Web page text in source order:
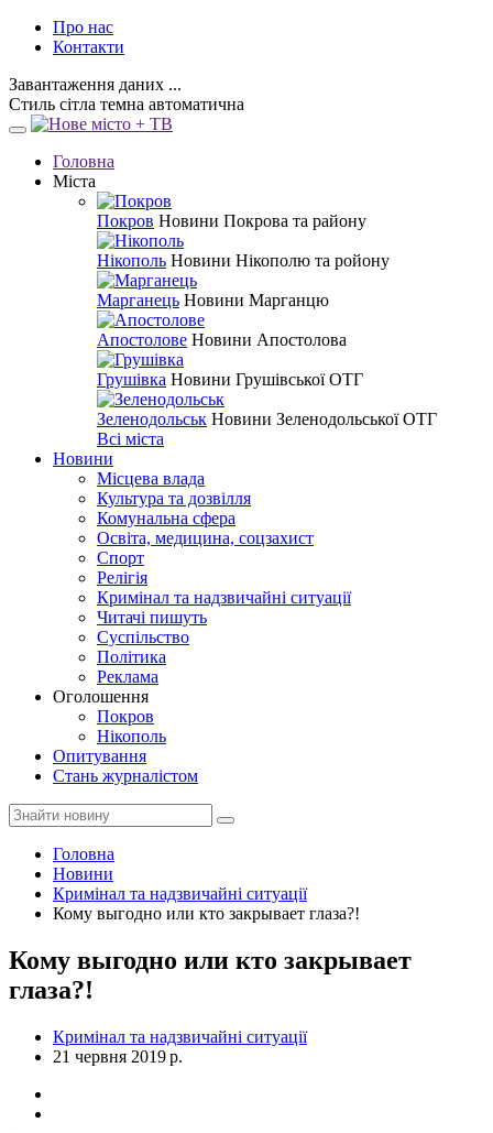
Про нас
Контакти
Завантаження даних ...
Стиль сітла темна автоматична
Головна
Міста
Покров Новини Покрова та району
Нікополь Новини Нікополю та ройону
Марганець Новини Марганцю
Апостолове Новини Апостолова
Грушівка Новини Грушівської ОТГ
Зеленодольськ Новини Зеленодольської ОТГ
Всі міста
Новини
Місцева влада
Культура та дозвілля
Комунальна сфера
Освіта, медицина, соцзахист
Спорт
Релігія
Кримінал та надзвичайні ситуації
Читачі пишуть
Суспільство
Політика
Реклама
Оголошення
Покров
Нікополь
Опитування
Стань журналістом
Головна
Новини
Кримінал та надзвичайні ситуації
Кому выгодно или кто закрывает глаза?!
Кому выгодно или кто закрывает
глаза?!
Кримінал та надзвичайні ситуації
21 червня 2019 р.